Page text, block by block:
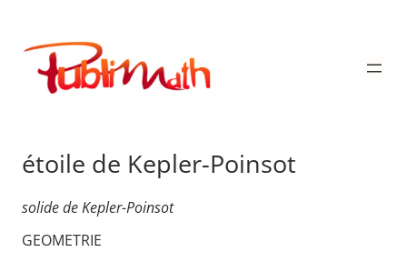
contenu
Publimath
étoile de Kepler-Poinsot
solide de Kepler-Poinsot
GEOMETRIE